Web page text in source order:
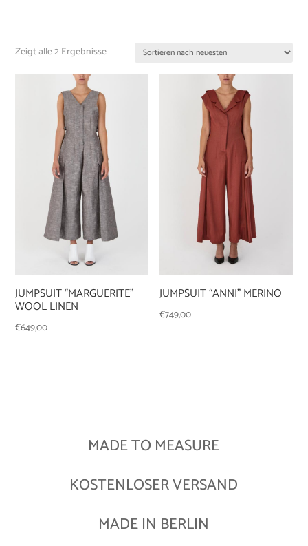
Zeigt alle 2 Ergebnisse
JUMPSUIT “MARGUERITE”
WOOL LINEN
€649,00
JUMPSUIT “ANNI” MERINO
€749,00
MADE TO MEASURE
KOSTENLOSER VERSAND
MADE IN BERLIN